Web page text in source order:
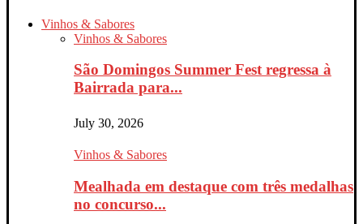
Vinhos & Sabores
Vinhos & Sabores
São Domingos Summer Fest regressa à
Bairrada para...
July 30, 2026
Vinhos & Sabores
Mealhada em destaque com três medalhas
no concurso...